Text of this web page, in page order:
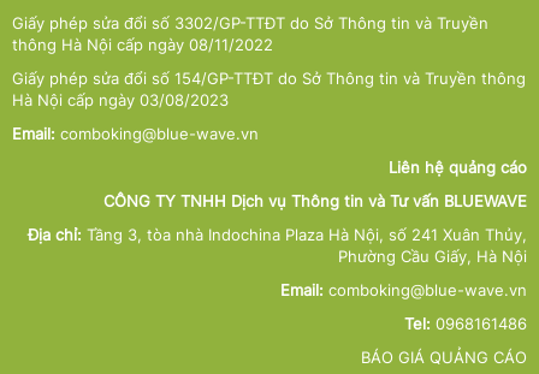
Giấy phép sửa đổi số 3302/GP-TTĐT do Sở Thông tin và Truyền
thông Hà Nội cấp ngày 08/11/2022
Giấy phép sửa đổi số 154/GP-TTĐT do Sở Thông tin và Truyền thông
Hà Nội cấp ngày 03/08/2023
Email: comboking@blue-wave.vn
Liên hệ quảng cáo
CÔNG TY TNHH Dịch vụ Thông tin và Tư vấn BLUEWAVE
Địa chỉ: Tầng 3, tòa nhà Indochina Plaza Hà Nội, số 241 Xuân Thủy,
Phường Cầu Giấy, Hà Nội
Email: comboking@blue-wave.vn
Tel: 0968161486
BÁO GIÁ QUẢNG CÁO